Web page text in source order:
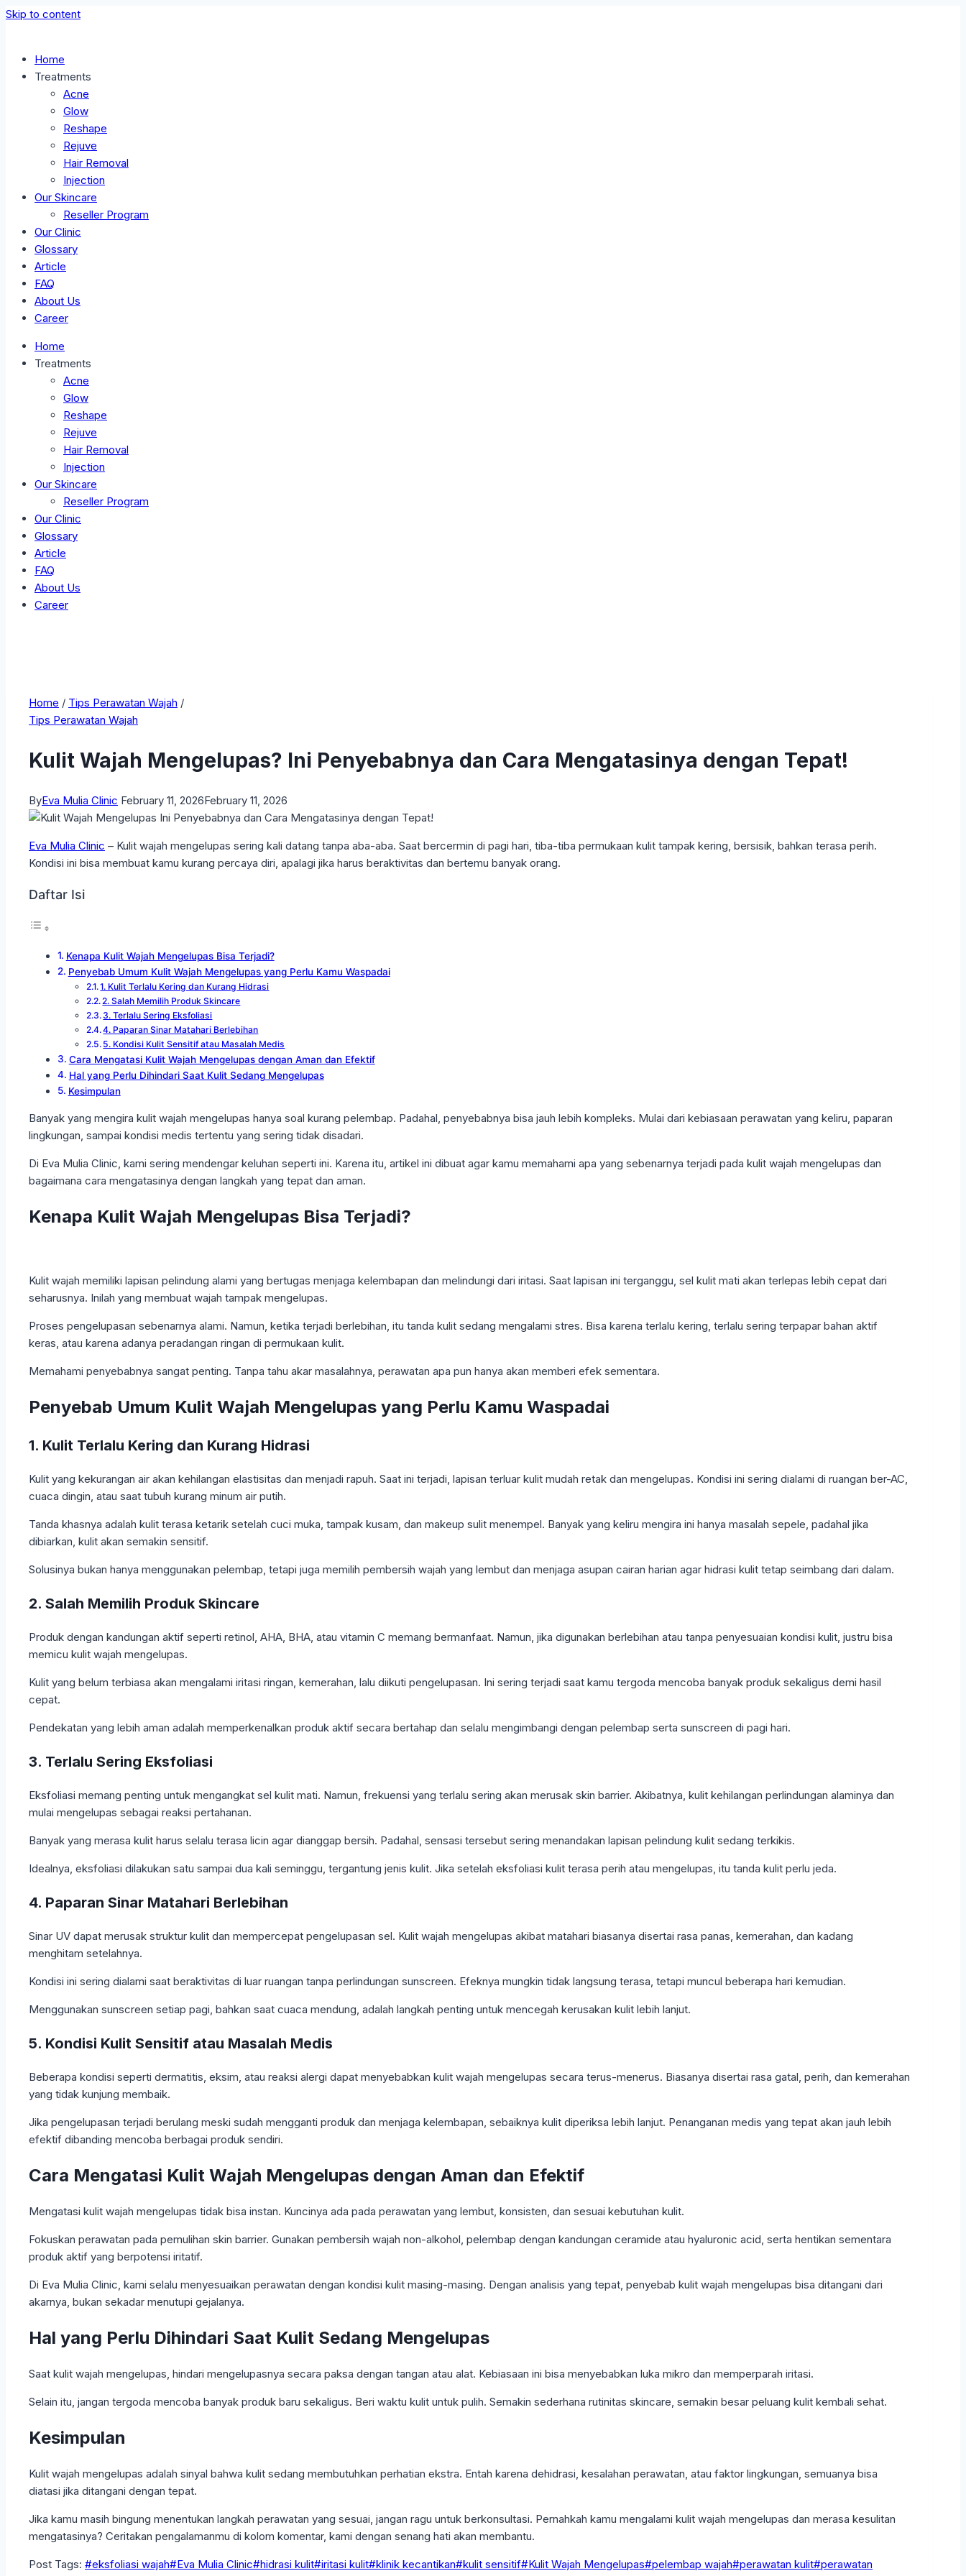
Skip to content
Home
Treatments
Acne
Glow
Reshape
Rejuve
Hair Removal
Injection
Our Skincare
Reseller Program
Our Clinic
Glossary
Article
FAQ
About Us
Career
Home
Treatments
Acne
Glow
Reshape
Rejuve
Hair Removal
Injection
Our Skincare
Reseller Program
Our Clinic
Glossary
Article
FAQ
About Us
Career
Home / Tips Perawatan Wajah /
Tips Perawatan Wajah
Kulit Wajah Mengelupas? Ini Penyebabnya dan Cara Mengatasinya dengan Tepat!
ByEva Mulia Clinic February 11, 2026February 11, 2026
Eva Mulia Clinic – Kulit wajah mengelupas sering kali datang tanpa aba-aba. Saat bercermin di pagi hari, tiba-tiba permukaan kulit tampak kering, bersisik, bahkan terasa perih.
Kondisi ini bisa membuat kamu kurang percaya diri, apalagi jika harus beraktivitas dan bertemu banyak orang.
Daftar Isi
Kenapa Kulit Wajah Mengelupas Bisa Terjadi?
Penyebab Umum Kulit Wajah Mengelupas yang Perlu Kamu Waspadai
1. Kulit Terlalu Kering dan Kurang Hidrasi
2. Salah Memilih Produk Skincare
3. Terlalu Sering Eksfoliasi
4. Paparan Sinar Matahari Berlebihan
5. Kondisi Kulit Sensitif atau Masalah Medis
Cara Mengatasi Kulit Wajah Mengelupas dengan Aman dan Efektif
Hal yang Perlu Dihindari Saat Kulit Sedang Mengelupas
Kesimpulan
Banyak yang mengira kulit wajah mengelupas hanya soal kurang pelembap. Padahal, penyebabnya bisa jauh lebih kompleks. Mulai dari kebiasaan perawatan yang keliru, paparan
lingkungan, sampai kondisi medis tertentu yang sering tidak disadari.
Di Eva Mulia Clinic, kami sering mendengar keluhan seperti ini. Karena itu, artikel ini dibuat agar kamu memahami apa yang sebenarnya terjadi pada kulit wajah mengelupas dan
bagaimana cara mengatasinya dengan langkah yang tepat dan aman.
Kenapa Kulit Wajah Mengelupas Bisa Terjadi?
Kulit wajah memiliki lapisan pelindung alami yang bertugas menjaga kelembapan dan melindungi dari iritasi. Saat lapisan ini terganggu, sel kulit mati akan terlepas lebih cepat dari
seharusnya. Inilah yang membuat wajah tampak mengelupas.
Proses pengelupasan sebenarnya alami. Namun, ketika terjadi berlebihan, itu tanda kulit sedang mengalami stres. Bisa karena terlalu kering, terlalu sering terpapar bahan aktif
keras, atau karena adanya peradangan ringan di permukaan kulit.
Memahami penyebabnya sangat penting. Tanpa tahu akar masalahnya, perawatan apa pun hanya akan memberi efek sementara.
Penyebab Umum Kulit Wajah Mengelupas yang Perlu Kamu Waspadai
1. Kulit Terlalu Kering dan Kurang Hidrasi
Kulit yang kekurangan air akan kehilangan elastisitas dan menjadi rapuh. Saat ini terjadi, lapisan terluar kulit mudah retak dan mengelupas. Kondisi ini sering dialami di ruangan ber-AC,
cuaca dingin, atau saat tubuh kurang minum air putih.
Tanda khasnya adalah kulit terasa ketarik setelah cuci muka, tampak kusam, dan makeup sulit menempel. Banyak yang keliru mengira ini hanya masalah sepele, padahal jika
dibiarkan, kulit akan semakin sensitif.
Solusinya bukan hanya menggunakan pelembap, tetapi juga memilih pembersih wajah yang lembut dan menjaga asupan cairan harian agar hidrasi kulit tetap seimbang dari dalam.
2. Salah Memilih Produk Skincare
Produk dengan kandungan aktif seperti retinol, AHA, BHA, atau vitamin C memang bermanfaat. Namun, jika digunakan berlebihan atau tanpa penyesuaian kondisi kulit, justru bisa
memicu kulit wajah mengelupas.
Kulit yang belum terbiasa akan mengalami iritasi ringan, kemerahan, lalu diikuti pengelupasan. Ini sering terjadi saat kamu tergoda mencoba banyak produk sekaligus demi hasil
cepat.
Pendekatan yang lebih aman adalah memperkenalkan produk aktif secara bertahap dan selalu mengimbangi dengan pelembap serta sunscreen di pagi hari.
3. Terlalu Sering Eksfoliasi
Eksfoliasi memang penting untuk mengangkat sel kulit mati. Namun, frekuensi yang terlalu sering akan merusak skin barrier. Akibatnya, kulit kehilangan perlindungan alaminya dan
mulai mengelupas sebagai reaksi pertahanan.
Banyak yang merasa kulit harus selalu terasa licin agar dianggap bersih. Padahal, sensasi tersebut sering menandakan lapisan pelindung kulit sedang terkikis.
Idealnya, eksfoliasi dilakukan satu sampai dua kali seminggu, tergantung jenis kulit. Jika setelah eksfoliasi kulit terasa perih atau mengelupas, itu tanda kulit perlu jeda.
4. Paparan Sinar Matahari Berlebihan
Sinar UV dapat merusak struktur kulit dan mempercepat pengelupasan sel. Kulit wajah mengelupas akibat matahari biasanya disertai rasa panas, kemerahan, dan kadang
menghitam setelahnya.
Kondisi ini sering dialami saat beraktivitas di luar ruangan tanpa perlindungan sunscreen. Efeknya mungkin tidak langsung terasa, tetapi muncul beberapa hari kemudian.
Menggunakan sunscreen setiap pagi, bahkan saat cuaca mendung, adalah langkah penting untuk mencegah kerusakan kulit lebih lanjut.
5. Kondisi Kulit Sensitif atau Masalah Medis
Beberapa kondisi seperti dermatitis, eksim, atau reaksi alergi dapat menyebabkan kulit wajah mengelupas secara terus-menerus. Biasanya disertai rasa gatal, perih, dan kemerahan
yang tidak kunjung membaik.
Jika pengelupasan terjadi berulang meski sudah mengganti produk dan menjaga kelembapan, sebaiknya kulit diperiksa lebih lanjut. Penanganan medis yang tepat akan jauh lebih
efektif dibanding mencoba berbagai produk sendiri.
Cara Mengatasi Kulit Wajah Mengelupas dengan Aman dan Efektif
Mengatasi kulit wajah mengelupas tidak bisa instan. Kuncinya ada pada perawatan yang lembut, konsisten, dan sesuai kebutuhan kulit.
Fokuskan perawatan pada pemulihan skin barrier. Gunakan pembersih wajah non-alkohol, pelembap dengan kandungan ceramide atau hyaluronic acid, serta hentikan sementara
produk aktif yang berpotensi iritatif.
Di Eva Mulia Clinic, kami selalu menyesuaikan perawatan dengan kondisi kulit masing-masing. Dengan analisis yang tepat, penyebab kulit wajah mengelupas bisa ditangani dari
akarnya, bukan sekadar menutupi gejalanya.
Hal yang Perlu Dihindari Saat Kulit Sedang Mengelupas
Saat kulit wajah mengelupas, hindari mengelupasnya secara paksa dengan tangan atau alat. Kebiasaan ini bisa menyebabkan luka mikro dan memperparah iritasi.
Selain itu, jangan tergoda mencoba banyak produk baru sekaligus. Beri waktu kulit untuk pulih. Semakin sederhana rutinitas skincare, semakin besar peluang kulit kembali sehat.
Kesimpulan
Kulit wajah mengelupas adalah sinyal bahwa kulit sedang membutuhkan perhatian ekstra. Entah karena dehidrasi, kesalahan perawatan, atau faktor lingkungan, semuanya bisa
diatasi jika ditangani dengan tepat.
Jika kamu masih bingung menentukan langkah perawatan yang sesuai, jangan ragu untuk berkonsultasi. Pernahkah kamu mengalami kulit wajah mengelupas dan merasa kesulitan
mengatasinya? Ceritakan pengalamanmu di kolom komentar, kami dengan senang hati akan membantu.
Post Tags: #eksfoliasi wajah#Eva Mulia Clinic#hidrasi kulit#iritasi kulit#klinik kecantikan#kulit sensitif#Kulit Wajah Mengelupas#pelembap wajah#perawatan kulit#perawatan